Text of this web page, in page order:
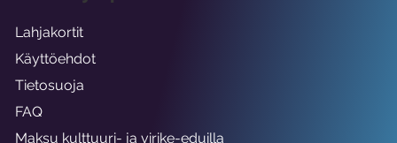
Lahjakortit
Käyttöehdot
Tietosuoja
FAQ
Maksu kulttuuri- ja virike-eduilla